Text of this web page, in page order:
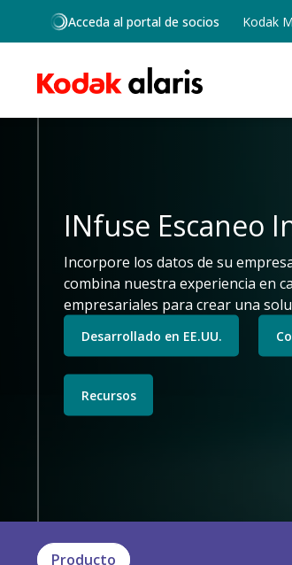
Skip to main content
Acceda al portal de socios Kodak
INfuse Escaneo
Incorpore los datos de su
combina nuestra experiencia en
empresariales para crear una
Desarrollado en EE.UU.
Recursos
Producto